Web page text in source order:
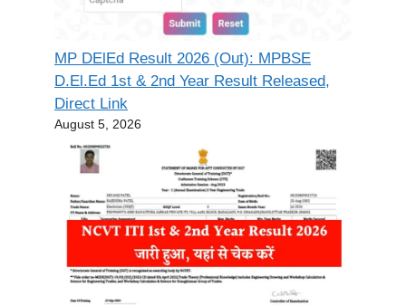
MP DElEd Result 2026 (Out): MPBSE
D.El.Ed 1st & 2nd Year Result Released,
Direct Link
August 5, 2026